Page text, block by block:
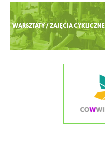
Zobacz więcej
WARSZTATY / ZAJĘCIA CYKLICZNE